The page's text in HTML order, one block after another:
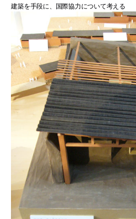
建築を手段に、国際協力について考える